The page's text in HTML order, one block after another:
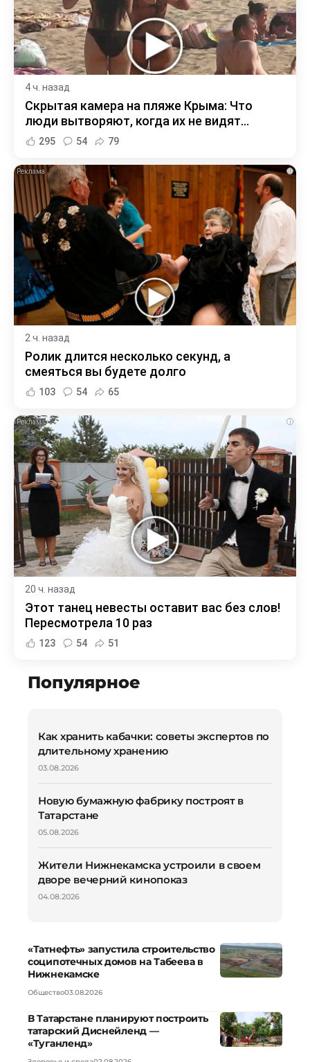
4 ч. назад
Скрытая камера на пляже Крыма: Что
люди вытворяют, когда их не видят...
295 54 79
i
2 ч. назад
Ролик длится несколько секунд, а
смеяться вы будете долго
103 54 65
i
20 ч. назад
Этот танец невесты оставит вас без слов!
Пересмотрела 10 раз
123 54 51
Популярное
Как хранить кабачки: советы экспертов по
длительному хранению
03.08.2026
Новую бумажную фабрику построят в
Татарстане
05.08.2026
Жители Нижнекамска устроили в своем
дворе вечерний кинопоказ
04.08.2026
«Татнефть» запустила строительство
соципотечных домов на Табеева в
Нижнекамске
Общество03.08.2026
В Татарстане планируют построить
татарский Диснейленд —
«Туганленд»